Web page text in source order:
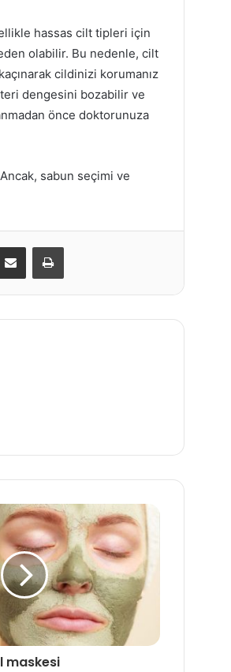
hassas cilt tipleri için
olabilir. Bu nedenle, cilt
cildinizi korumanız
dengesini bozabilir ve
önce doktorunuza
sabun seçimi ve
E-Posta ile paylaş Yazdır
maskesi